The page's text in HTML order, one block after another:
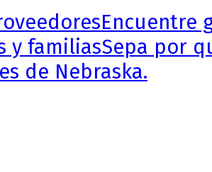
Encuentre
y familiasSepa por
de Nebraska.